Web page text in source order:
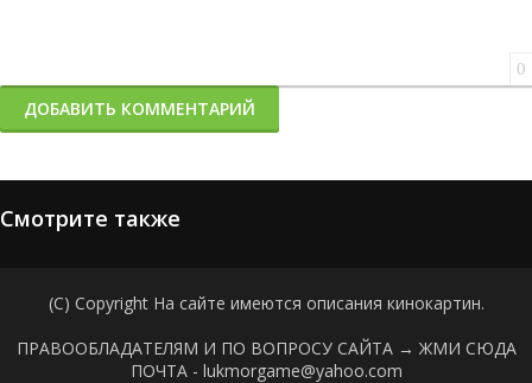
0
ДОБАВИТЬ КОММЕНТАРИЙ
Смотрите также
(C) Copyright На сайте имеются описания кинокартин.
ПРАВООБЛАДАТЕЛЯМ И ПО ВОПРОСУ САЙТА → ЖМИ СЮДА
ПОЧТА - lukmorgame@yahoo.com